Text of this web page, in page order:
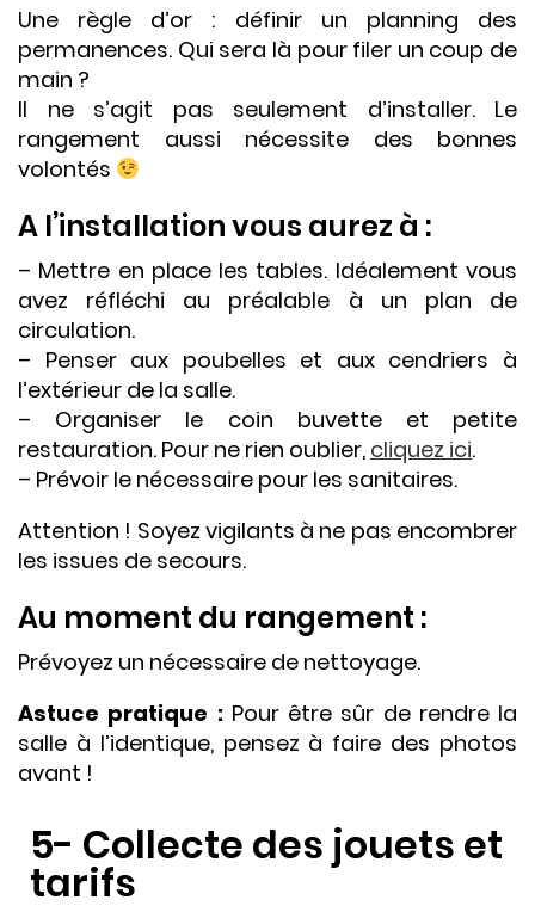
Une règle d’or : définir un planning des
permanences. Qui sera là pour filer un coup de
main ?
Il ne s’agit pas seulement d’installer. Le
rangement aussi nécessite des bonnes
volontés
A l’installation vous aurez à :
– Mettre en place les tables. Idéalement vous
avez réfléchi au préalable à un plan de
circulation.
– Penser aux poubelles et aux cendriers à
l’extérieur de la salle.
– Organiser le coin buvette et petite
restauration. Pour ne rien oublier, cliquez ici.
– Prévoir le nécessaire pour les sanitaires.
Attention ! Soyez vigilants à ne pas encombrer
les issues de secours.
Au moment du rangement :
Prévoyez un nécessaire de nettoyage.
Astuce pratique : Pour être sûr de rendre la
salle à l’identique, pensez à faire des photos
avant !
5- Collecte des jouets et
tarifs